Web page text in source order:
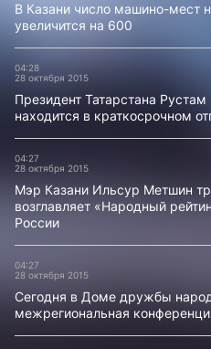
В Казани число машино-мест
увеличится на 600
04:28
28 октября 2015
Президент Татарстана
находится в краткосрочном
04:27
28 октября 2015
Мэр Казани Ильсур Метшин
возглавляет «Народный
России
04:27
28 октября 2015
Сегодня в Доме дружбы
межрегиональная